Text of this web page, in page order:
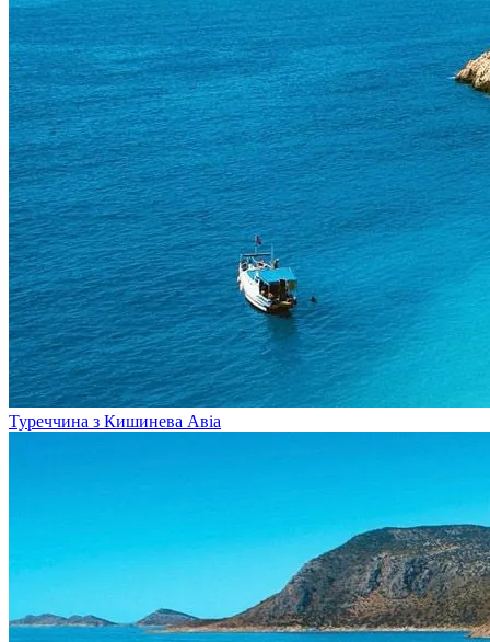
Туреччина з Кишинева Авіа